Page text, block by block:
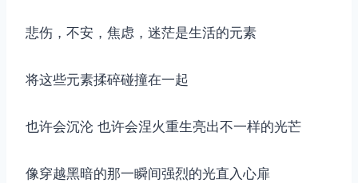
悲伤，不安，焦虑，迷茫是生活的元素
将这些元素揉碎碰撞在一起
也许会沉沦 也许会涅火重生亮出不一样的光芒
像穿越黑暗的那一瞬间强烈的光直入心扉